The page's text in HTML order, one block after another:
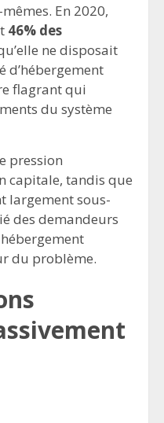
En 2020,
46% des
ne disposait
d’hébergement
flagrant qui
du système
pression
capitale, tandis que
largement sous-
des demandeurs
du problème.